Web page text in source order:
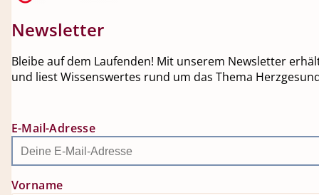
Newsletter
Bleibe auf dem Laufenden! Mit unserem Newsletter
und liest Wissenswertes rund um das Thema
E-Mail-Adresse
Vorname